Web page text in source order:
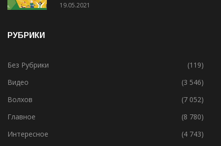
19.05.2021
РУБРИКИ
Без Рубрики
(119)
Видео
(3 546)
Волхов
(7 052)
Главное
(8 780)
Интересное
(4 743)